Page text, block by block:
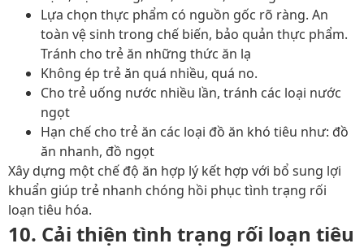
Lựa chọn thực phẩm có nguồn gốc rõ ràng. An
toàn vệ sinh trong chế biến, bảo quản thực phẩm.
Tránh cho trẻ ăn những thức ăn lạ
Không ép trẻ ăn quá nhiều, quá no.
Cho trẻ uống nước nhiều lần, tránh các loại nước
ngọt
Hạn chế cho trẻ ăn các loại đồ ăn khó tiêu như: đồ
ăn nhanh, đồ ngọt
Xây dựng một chế độ ăn hợp lý kết hợp với bổ sung lợi
khuẩn giúp trẻ nhanh chóng hồi phục tình trạng rối
loạn tiêu hóa.
10. Cải thiện tình trạng rối loạn tiêu